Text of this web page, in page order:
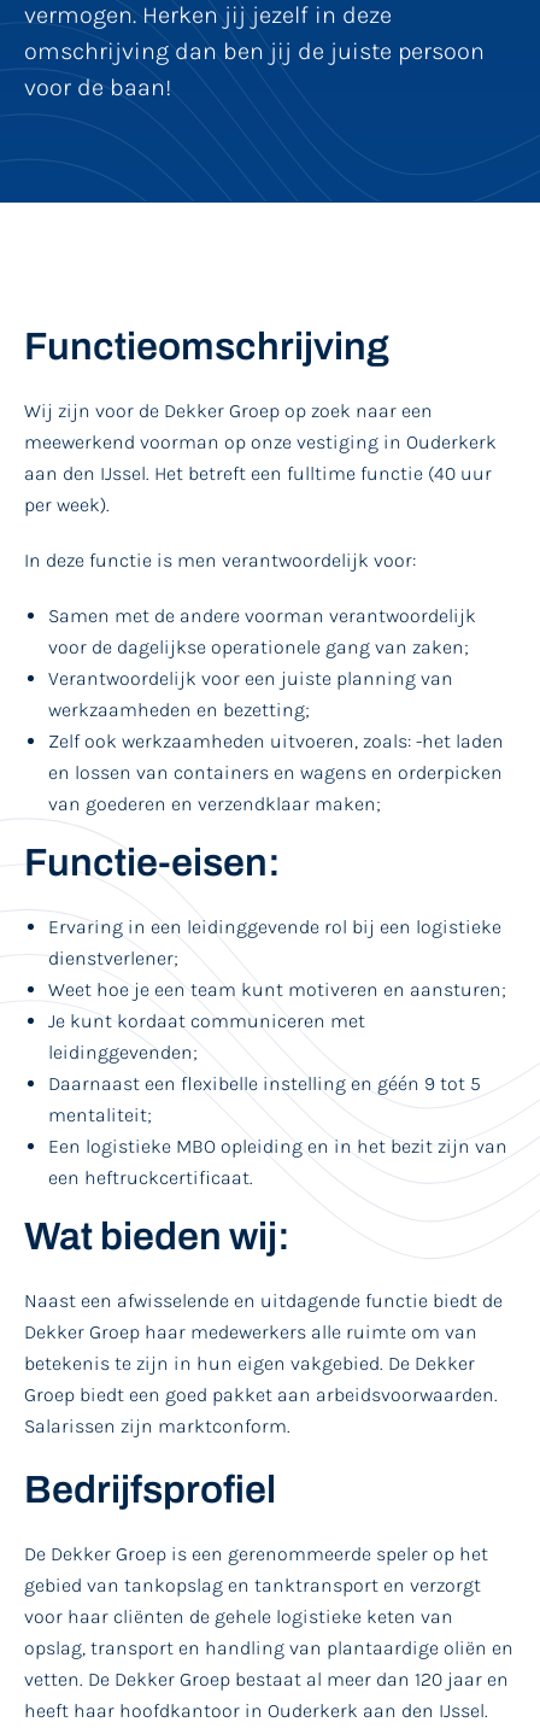
vermogen. Herken jij jezelf in deze
omschrijving dan ben jij de juiste persoon
voor de baan!
Functieomschrijving
Wij zijn voor de Dekker Groep op zoek naar een
meewerkend voorman op onze vestiging in Ouderkerk
aan den IJssel. Het betreft een fulltime functie (40 uur
per week).
In deze functie is men verantwoordelijk voor:
Samen met de andere voorman verantwoordelijk
voor de dagelijkse operationele gang van zaken;
Verantwoordelijk voor een juiste planning van
werkzaamheden en bezetting;
Zelf ook werkzaamheden uitvoeren, zoals: -het laden
en lossen van containers en wagens en orderpicken
van goederen en verzendklaar maken;
Functie-eisen:
Ervaring in een leidinggevende rol bij een logistieke
dienstverlener;
Weet hoe je een team kunt motiveren en aansturen;
Je kunt kordaat communiceren met
leidinggevenden;
Daarnaast een flexibelle instelling en géén 9 tot 5
mentaliteit;
Een logistieke MBO opleiding en in het bezit zijn van
een heftruckcertificaat.
Wat bieden wij:
Naast een afwisselende en uitdagende functie biedt de
Dekker Groep haar medewerkers alle ruimte om van
betekenis te zijn in hun eigen vakgebied. De Dekker
Groep biedt een goed pakket aan arbeidsvoorwaarden.
Salarissen zijn marktconform.
Bedrijfsprofiel
De Dekker Groep is een gerenommeerde speler op het
gebied van tankopslag en tanktransport en verzorgt
voor haar cliënten de gehele logistieke keten van
opslag, transport en handling van plantaardige oliën en
vetten. De Dekker Groep bestaat al meer dan 120 jaar en
heeft haar hoofdkantoor in Ouderkerk aan den IJssel.